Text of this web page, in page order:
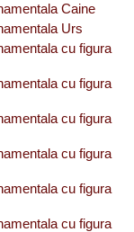
Caine
Urs
cu figura
cu figura
cu figura
cu figura
cu figura
cu figura